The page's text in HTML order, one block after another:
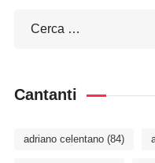
Cantanti
adriano celentano(84)